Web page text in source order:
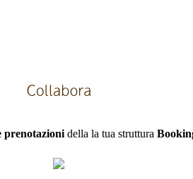
prenotazioni della la tua struttura